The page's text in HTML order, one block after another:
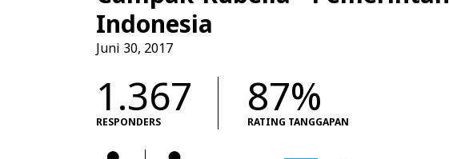
Indonesia
Juni 30, 2017
1.367
RESPONDERS
87%
RATING TANGGAPAN